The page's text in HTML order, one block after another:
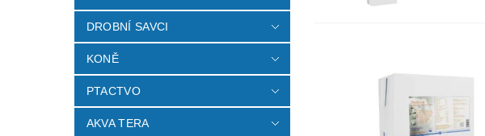
DROBNÍ SAVCI
KONĚ
PTACTVO
AKVA TERA